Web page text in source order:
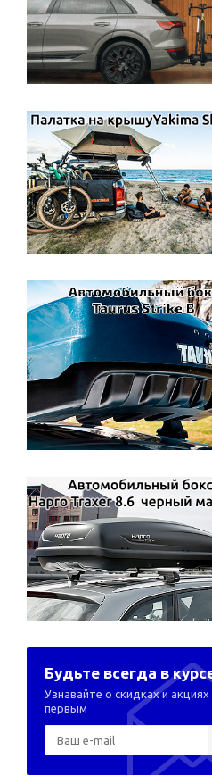
Будьте всегда в
Узнавайте о скидках и акциях
первым